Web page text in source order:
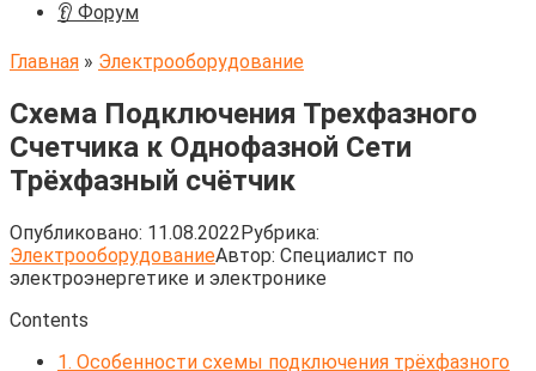
👂 Форум
Главная » Электрооборудование
Схема Подключения Трехфазного
Счетчика к Однофазной Сети
Трёхфазный счётчик
Опубликовано: 11.08.2022Рубрика:
ЭлектрооборудованиеАвтор: Cпециалист по
электроэнергетике и электронике
Contents
1. Особенности схемы подключения трёхфазного